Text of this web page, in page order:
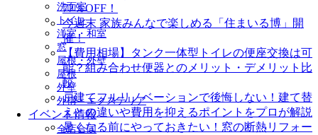
洗面室
トイレ
洋室・和室
窓
屋根・外壁
屋根
外壁
外構・エクステリア
イベント情報
全店合同
77％OFF！
今週末 家族みんなで楽しめる「住まいる博」開
催！
【費用相場】タンク一体型トイレの便座交換は可
能？組み合わせ便器とのメリット・デメリット比
較
戸建てフルリノベーションで後悔しない！建て替
えとの違いや費用を抑えるポイントをプロが解説
暑くなる前にやっておきたい！窓の断熱リフォー